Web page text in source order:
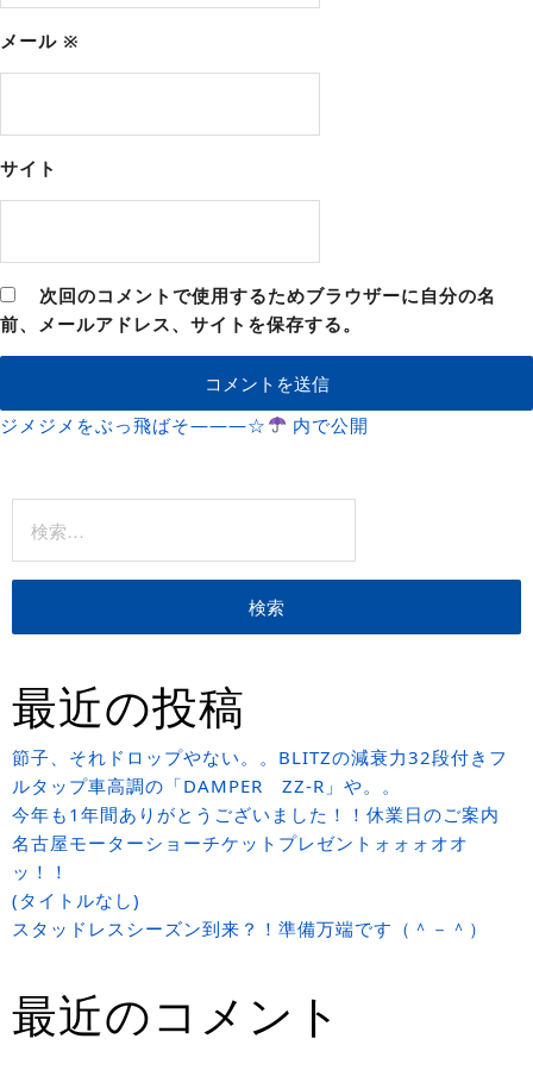
メール ※
サイト
次回のコメントで使用するためブラウザーに自分の名
前、メールアドレス、サイトを保存する。
投
稿
ナ
ビ
ゲ
ー
シ
ョ
ン
ジメジメをぶっ飛ばそ―――☆ 内で公開
索:
最近の投稿
節子、それドロップやない。。BLITZの減衰力32段付きフ
ルタップ車高調の「DAMPER ZZ-R」や。。
今年も1年間ありがとうございました！！休業日のご案内
名古屋モーターショーチケットプレゼントォォォオオ
ッ！！
(タイトルなし)
スタッドレスシーズン到来？！準備万端です（＾－＾）
最近のコメント